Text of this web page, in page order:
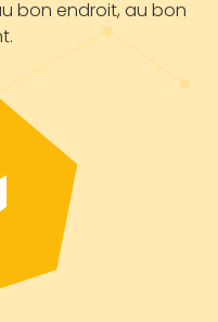
bon endroit, au bon